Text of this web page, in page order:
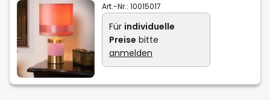
Art.-Nr.: 10015017
Für individuelle
Preise bitte
anmelden